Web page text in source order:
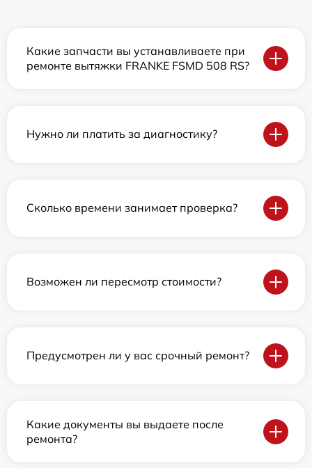
Какие запчасти вы устанавливаете при
ремонте вытяжки FRANKE FSMD 508 RS?
Нужно ли платить за диагностику?
Сколько времени занимает проверка?
Возможен ли пересмотр стоимости?
Предусмотрен ли у вас срочный ремонт?
Какие документы вы выдаете после
ремонта?